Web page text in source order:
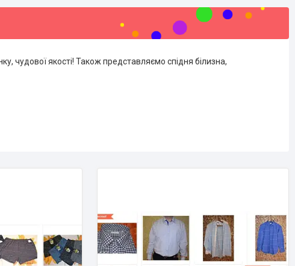
чудової якості! Також представляємо спідня білизна,